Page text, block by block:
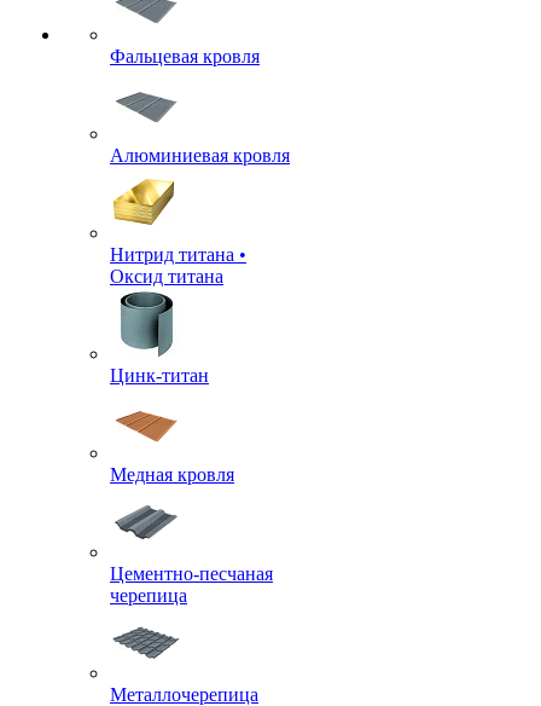
Фальцевая кровля
Алюминиевая кровля
Нитрид титана •
Оксид титана
Цинк-титан
Медная кровля
Цементно-песчаная
черепица
Металлочерепица